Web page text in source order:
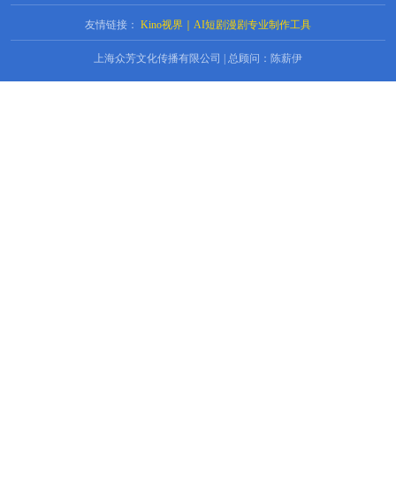
友情链接： Kino视界｜AI短剧漫剧专业制作工具
上海众芳文化传播有限公司 | 总顾问：陈薪伊